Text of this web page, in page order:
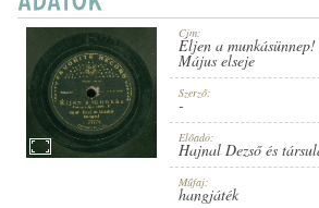
GATTUNG: HANGJÁTÉK
1913 KÖRÜL
Cím:
Éljen a
Május elseje
Szerző:
-
Előadó:
Hajnal Dezső és
Műfaj:
hangjáték